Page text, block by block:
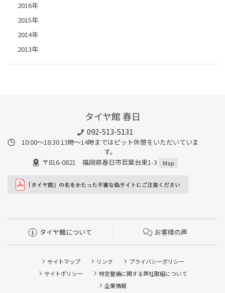
2016年
2015年
2014年
2013年
タイヤ館 春日
092-513-5131
10:00～18:30 13時〜14時まではピット休憩をいただいていま
す。
〒816-0821 福岡県春日市若葉台東1-3
Map
タイヤ館について お客様の声
サイトマップ リンク
プライバシーポリシー
サイトポリシー
特定整備に関する弊社取組について
企業情報